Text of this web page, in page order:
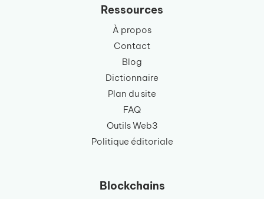
Ressources
À propos
Contact
Blog
Dictionnaire
Plan du site
FAQ
Outils Web3
Politique éditoriale
Blockchains